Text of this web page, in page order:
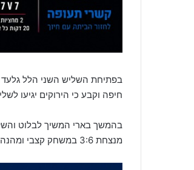
בפתיחת השליש השני הלל גלעד
חיפה וקבע כי הירוקים יגיעו
בהמשך בארי המשיך לבלוט
מנצחת 3:6 במשחק קצבי ומהנה ומעפילה לגמר גביע המדינה שנה שנייה ברציפות בשנתון טרום א'.